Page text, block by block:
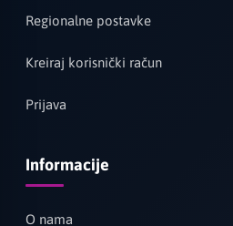
Regionalne postavke
Kreiraj korisnički račun
Prijava
Informacije
O nama